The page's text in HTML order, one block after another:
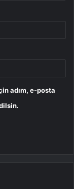
adım, e-posta